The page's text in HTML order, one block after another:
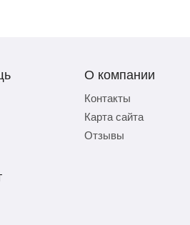
О компании
Контакты
Карта сайта
Отзывы